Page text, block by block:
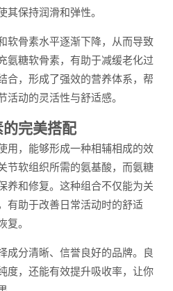
其保持润滑和弹性。
软骨素水平逐渐下降，从而导致
氨糖软骨素，有助于减缓老化过
合，形成了强效的营养体系，帮
活动的灵活性与舒适感。
完美搭配
用，能够形成一种相辅相成的效
节软组织所需的氨基酸，而氨糖
养和修复。这种组合不仅能为关
有助于改善日常活动时的舒适
复。
成分清晰、信誉良好的品牌。良
度，还能有效提升吸收率，让你